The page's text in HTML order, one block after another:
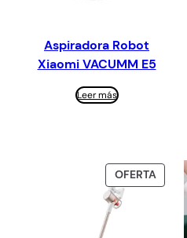
Aspiradora Robot
Xiaomi VACUMM E5
Leer más
OFERTA